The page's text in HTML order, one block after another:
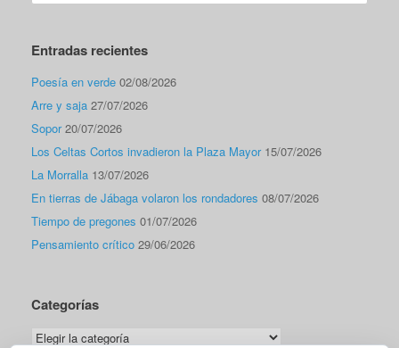
Entradas recientes
Poesía en verde 02/08/2026
Arre y saja 27/07/2026
Sopor 20/07/2026
Los Celtas Cortos invadieron la Plaza Mayor 15/07/2026
La Morralla 13/07/2026
En tierras de Jábaga volaron los rondadores 08/07/2026
Tiempo de pregones 01/07/2026
Pensamiento crítico 29/06/2026
Categorías
Categorías